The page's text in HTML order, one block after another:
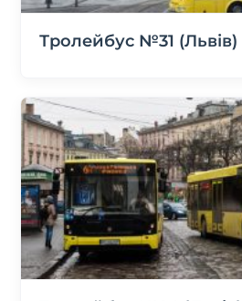
Тролейбус №31 (Львів)